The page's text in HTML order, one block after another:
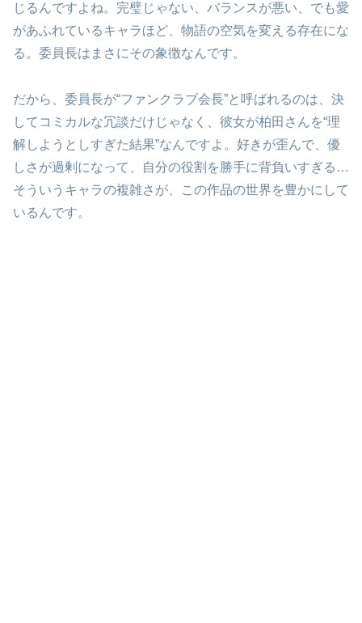
じるんですよね。完璧じゃない、バランスが悪い、でも愛
があふれているキャラほど、物語の空気を変える存在にな
る。委員長はまさにその象徴なんです。
だから、委員長が“ファンクラブ会長”と呼ばれるのは、決
してコミカルな冗談だけじゃなく、彼女が柏田さんを“理
解しようとしすぎた結果”なんですよ。好きが歪んで、優
しさが過剰になって、自分の役割を勝手に背負いすぎる…
そういうキャラの複雑さが、この作品の世界を豊かにして
いるんです。